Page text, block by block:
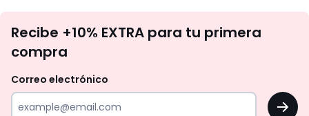
te
tu
Recibe +10% EXTRA para tu primera
compra
Correo electrónico
OK